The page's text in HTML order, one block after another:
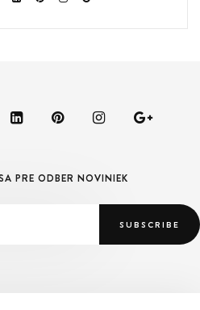
PRE ODBER NOVINIEK